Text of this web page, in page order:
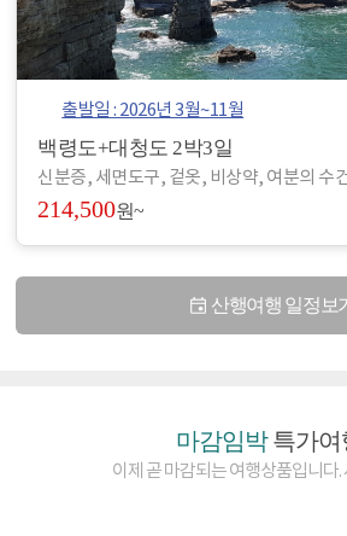
출발일 : 2026년 3월~11월
백령도+대청도 2박3일
214,500원~
산행여행 일정보기
마감임박특가여
이제 곧 마감되는 여행상품입니다.